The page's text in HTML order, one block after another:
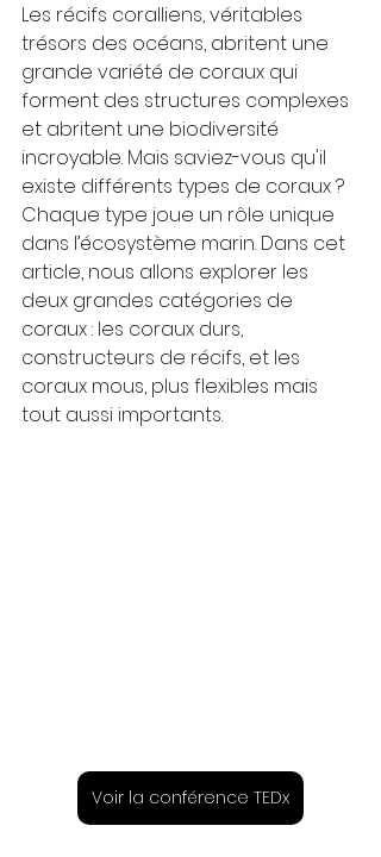
Les récifs coralliens, véritables
trésors des océans, abritent une
grande variété de coraux qui
forment des structures complexes
et abritent une biodiversité
incroyable. Mais saviez-vous qu'il
existe différents types de coraux ?
Chaque type joue un rôle unique
dans l’écosystème marin. Dans cet
article, nous allons explorer les
deux grandes catégories de
coraux : les coraux durs,
constructeurs de récifs, et les
coraux mous, plus flexibles mais
tout aussi importants.
Voir la conférence TEDx